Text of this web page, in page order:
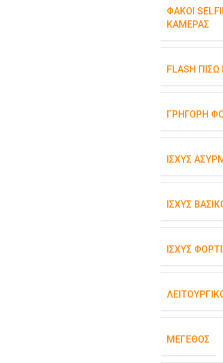
ΦΑΚΟΊ
ΚΆΜΕΡΑΣ
FLASH
ΓΡΉΓΟΡΗ
ΙΣΧΎΣ
ΙΣΧΎΣ
ΙΣΧΎΣ
ΜΈΓΕΘΟΣ